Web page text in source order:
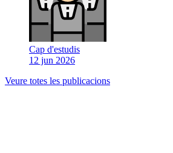
Cap d'estudis
12 jun 2026
Veure totes les publicacions